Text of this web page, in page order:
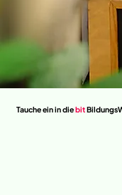
Tauche ein in diebit